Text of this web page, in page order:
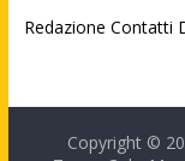
Redazione Contatti
Copyright ©